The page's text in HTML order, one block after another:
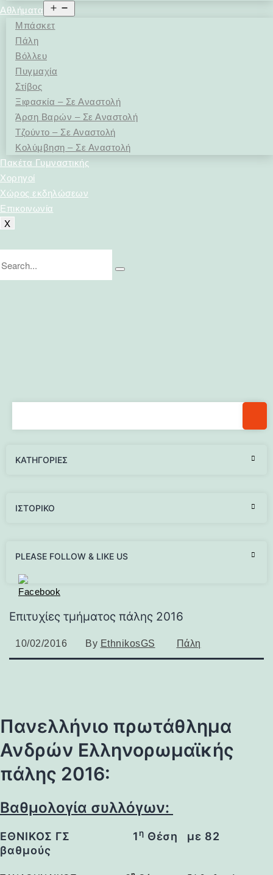
Αθλήματα
menu
Μπάσκετ
Πάλη
Βόλλευ
Πυγμαχία
Στίβος
Ξιφασκία – Σε Αναστολή
Άρση Bαρών – Σε Αναστολή
Τζούντο – Σε Αναστολή
Κολύμβηση – Σε Αναστολή
Πακέτα Γυμναστικής
Χορηγοί
Χώρος εκδηλώσεων
Επικοινωνία
X
KΑΤΗΓΟΡΊΕΣ
ΙΣΤΟΡΙΚΌ
PLEASE FOLLOW & LIKE US
Επιτυχίες τμήματος πάλης 2016
10/02/2016 By EthnikosGS Πάλη
Πανελλήνιο πρωτάθλημα
Ανδρών Ελληνορωμαϊκής
πάλης 2016:
Βαθμολογία συλλόγων:
ΕΘΝΙΚΟΣ ΓΣ 1 η Θέση
με 82
βαθμούς